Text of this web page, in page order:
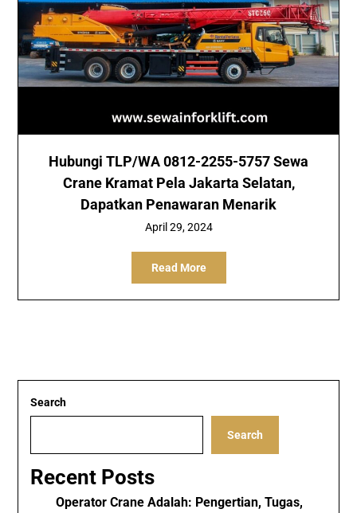
Hubungi TLP/WA 0812-2255-5757 Sewa
Crane Kramat Pela Jakarta Selatan,
Dapatkan Penawaran Menarik
April 29, 2024
Read More
Search
Search
Recent Posts
Operator Crane Adalah: Pengertian, Tugas,